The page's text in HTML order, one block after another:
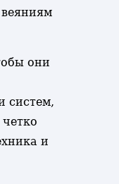
они
систем,
и